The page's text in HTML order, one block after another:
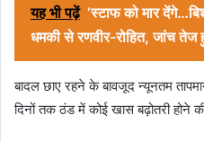
यह भी पढ़ें ‘स्टाफ को मार
धमकी से रणवीर-रोहित, जांच तेज
बादल छाए रहने के बावजूद न्यूनतम
दिनों तक ठंड में कोई खास बढ़ोतरी होने